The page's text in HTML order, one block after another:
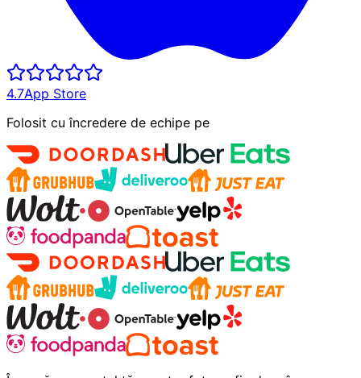
4.7App Store
Folosit cu încredere de echipe pe